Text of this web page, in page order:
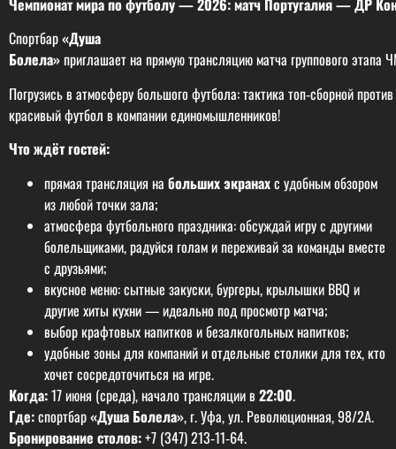
Чемпионатмирапофутболу—2026:матч Португалия—ДР
Спортбар«Душа
Болела»приглашаетна прямуютрансляциюматча группового этапа
Погрузисьватмосферубольшого футбола:тактика топ‑сборнойпротив
красивый футбол вкомпанииединомышленников!
Что ждёт гостей:
прямая трансляция на больших экранахс удобным обзором
из любой точки зала;
атмосфера футбольного праздника: обсуждай игру с другими
болельщиками, радуйся голам и переживай за команды вместе
с друзьями;
вкусное меню: сытные закуски, бургеры, крылышки BBQ и
другие хиты кухни — идеально под просмотр матча;
выбор крафтовых напитков и безалкогольных напитков;
удобные зоны для компаний и отдельные столики для тех, кто
хочет сосредоточиться на игре.
Когда:17 июня (среда), начало трансляции в22:00.
Где:спортбар«Душа Болела», г. Уфа, ул. Революционная, 98/2А.
Бронирование столов:+7 (347) 213‑11‑64.